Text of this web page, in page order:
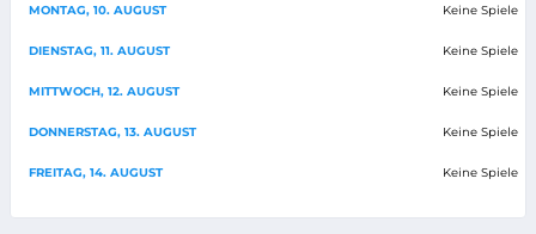
MONTAG, 10. AUGUST Keine Spiele
DIENSTAG, 11. AUGUST Keine Spiele
MITTWOCH, 12. AUGUST Keine Spiele
DONNERSTAG, 13. AUGUST Keine Spiele
FREITAG, 14. AUGUST Keine Spiele